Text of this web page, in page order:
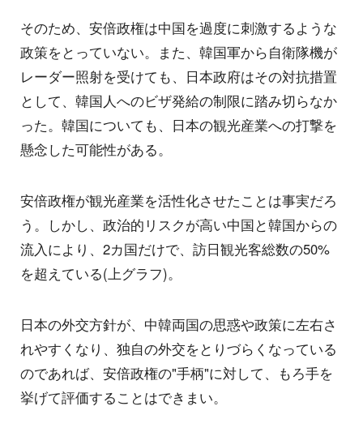
そのため、安倍政権は中国を過度に刺激するような
政策をとっていない。また、韓国軍から自衛隊機が
レーダー照射を受けても、日本政府はその対抗措置
として、韓国人へのビザ発給の制限に踏み切らなか
った。韓国についても、日本の観光産業への打撃を
懸念した可能性がある。
安倍政権が観光産業を活性化させたことは事実だろ
う。しかし、政治的リスクが高い中国と韓国からの
流入により、2カ国だけで、訪日観光客総数の50%
を超えている(上グラフ)。
日本の外交方針が、中韓両国の思惑や政策に左右さ
れやすくなり、独自の外交をとりづらくなっている
のであれば、安倍政権の"手柄"に対して、もろ手を
挙げて評価することはできまい。